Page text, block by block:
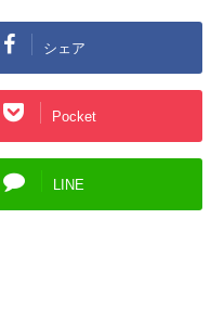
シェア
Pocket
LINE